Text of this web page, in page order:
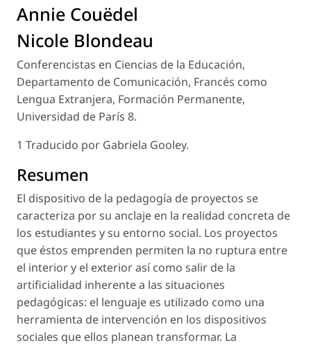
Annie Couëdel
Nicole Blondeau
Conferencistas en Ciencias de la Educación,
Departamento de Comunicación, Francés como
Lengua Extranjera, Formación Permanente,
Universidad de París 8.
1 Traducido por Gabriela Gooley.
Resumen
El dispositivo de la pedagogía de proyectos se
caracteriza por su anclaje en la realidad concreta de
los estudiantes y su entorno social. Los proyectos
que éstos emprenden permiten la no ruptura entre
el interior y el exterior así como salir de la
artificialidad inherente a las situaciones
pedagógicas: el lenguaje es utilizado como una
herramienta de intervención en los dispositivos
sociales que ellos planean transformar. La